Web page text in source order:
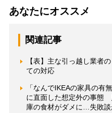
あなたにオススメ
関連記事
【表】主な引っ越し業者
ての対応
「なんでIKEAの家具の有
に直面した想定外の事態
庫の食材がダメに…失敗談